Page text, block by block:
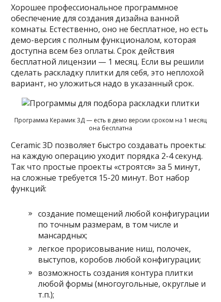
Хорошее профессиональное программное
обеспечение для создания дизайна ванной
комнаты. Естественно, оно не бесплатное, но есть
демо-версия с полным функционалом, которая
доступна всем без оплаты. Срок действия
бесплатной лицензии — 1 месяц. Если вы решили
сделать раскладку плитки для себя, это неплохой
вариант, но уложиться надо в указанный срок.
Программа Керамик 3Д — есть в демо версии сроком на 1 месяц
она бесплатна
Ceramic 3D позволяет быстро создавать проекты:
на каждую операцию уходит порядка 2-4 секунд.
Так что простые проекты «строятся» за 5 минут,
на сложные требуется 15-20 минут. Вот набор
функций:
создание помещений любой конфигурации
по точным размерам, в том числе и
мансардных;
легкое прорисовывание ниш, полочек,
выступов, коробов любой конфигурации;
возможность создания контура плитки
любой формы (многоугольные, округлые и
т.п.);